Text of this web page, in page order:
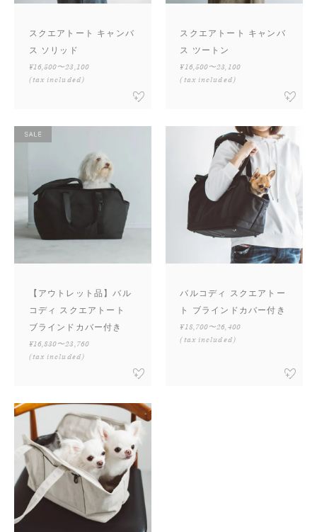
スクエアトート キャンバ
ス ソリッド
¥16,500〜23,100
(tax included)
スクエアトート キャンバ
ス ツートン
¥16,500〜23,100
(tax included)
【アウトレット品】バル
コディ スクエアトート
ブラインドカバー付き
¥16,830〜23,760
(tax included)
バルコディ スクエアトー
ト ブラインドカバー付き
¥18,700〜26,400
(tax included)